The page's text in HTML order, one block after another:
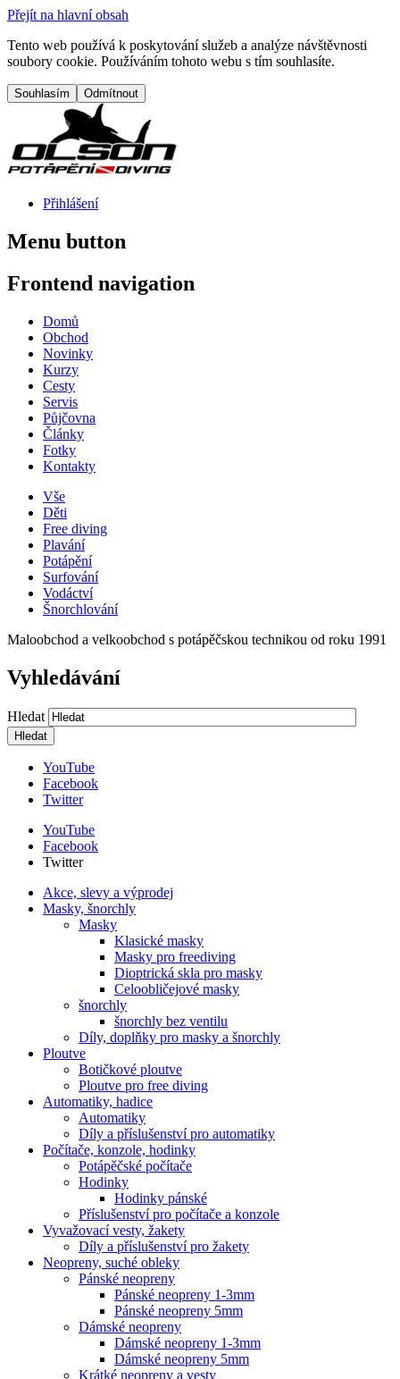
Přejít na hlavní obsah
Tento web používá k poskytování služeb a analýze návštěvnosti
soubory cookie. Používáním tohoto webu s tím souhlasíte.
Přihlášení
Menu button
Frontend navigation
Domů
Obchod
Novinky
Kurzy
Cesty
Servis
Půjčovna
Články
Fotky
Kontakty
Vše
Děti
Free diving
Plavání
Potápění
Surfování
Vodáctví
Šnorchlování
Maloobchod a velkoobchod s potápěčskou technikou od roku 1991
Vyhledávání
Hledat
YouTube
Facebook
Twitter
YouTube
Facebook
Twitter
Akce, slevy a výprodej
Masky, šnorchly
Masky
Klasické masky
Masky pro freediving
Dioptrická skla pro masky
Celoobličejové masky
šnorchly
šnorchly bez ventilu
Díly, doplňky pro masky a šnorchly
Ploutve
Botičkové ploutve
Ploutve pro free diving
Automatiky, hadice
Automatiky
Díly a příslušenství pro automatiky
Počítače, konzole, hodinky
Potápěčské počítače
Hodinky
Hodinky pánské
Příslušenství pro počítače a konzole
Vyvažovací vesty, žakety
Díly a příslušenství pro žakety
Neopreny, suché obleky
Pánské neopreny
Pánské neopreny 1-3mm
Pánské neopreny 5mm
Dámské neopreny
Dámské neopreny 1-3mm
Dámské neopreny 5mm
Krátké neopreny a vesty